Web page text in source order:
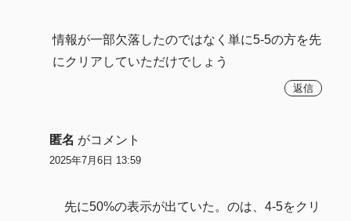
情報が一部欠落したのではなく単に5-5の方を先
にクリアしていただけでしょう
返信
匿名 がコメント
2025年7月6日 13:59
先に50%の表示が出ていた。のは、4-5をクリ